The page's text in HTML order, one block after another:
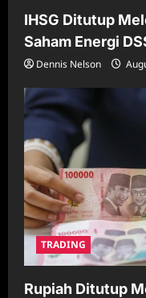
IHSG Ditutup
Saham Energi
Dennis Nelson
TRADING
Rupiah Ditutup